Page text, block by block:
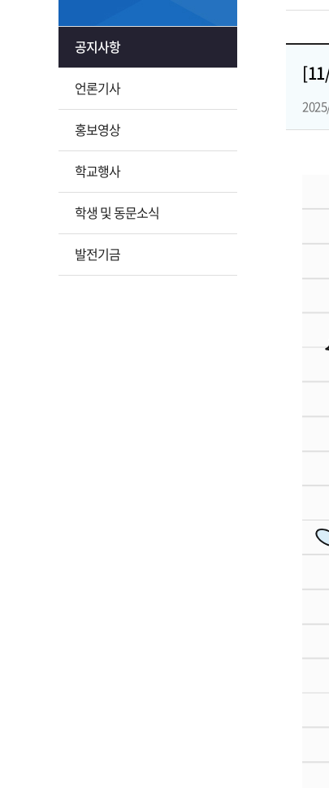
공지사항
언론기사
홍보영상
학교행사
학생 및 동문소식
발전기금